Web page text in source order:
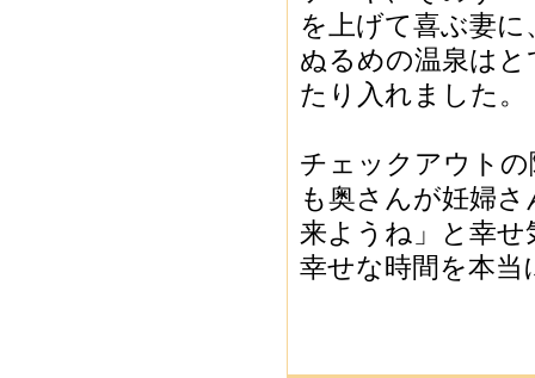
を上げて喜ぶ妻
ぬるめの温泉は
たり入れました。
チェックアウト
も奥さんが妊婦
来ようね」と幸
幸せな時間を本